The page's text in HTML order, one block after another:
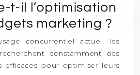
t-il l’optimisation
marketing ?
concurrentiel actuel, les
constamment des
efficaces pour optimiser leurs